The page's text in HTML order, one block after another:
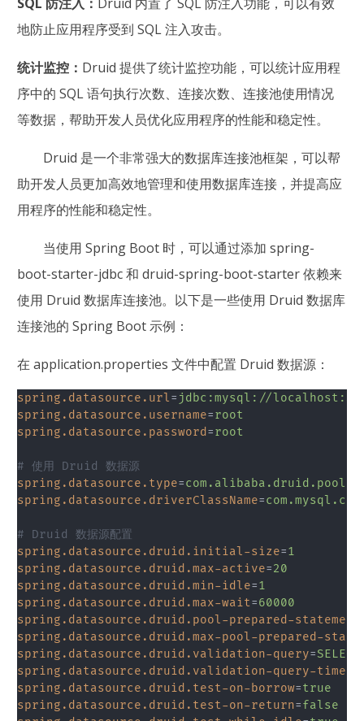
SQL 防注入： Druid 内置了 SQL 防注入功能，可以有效
地防止应用程序受到 SQL 注入攻击。
统计监控： Druid 提供了统计监控功能，可以统计应用程
序中的 SQL 语句执行次数、连接次数、连接池使用情况
等数据，帮助开发人员优化应用程序的性能和稳定性。
Druid 是一个非常强大的数据库连接池框架，可以帮
助开发人员更加高效地管理和使用数据库连接，并提高应
用程序的性能和稳定性。
当使用 Spring Boot 时，可以通过添加 spring-
boot-starter-jdbc 和 druid-spring-boot-starter 依赖来
使用 Druid 数据库连接池。以下是一些使用 Druid 数据库
连接池的 Spring Boot 示例：
在 application.properties 文件中配置 Druid 数据源：
spring.datasource.url= jdbc:mysql://
spring.datasource.username=root
spring.datasource.password=root
# 使用 Druid 数据源
spring.datasource.type=
spring.datasource.driverClassName=
# Druid 数据源配置
spring.datasource.druid.initial-size=1
spring.datasource.druid.max-active=20
spring.datasource.druid.min-idle=1
spring.datasource.druid.max-wait=60000
spring.datasource.druid.pool-prepared-
spring.datasource.druid.max-pool-prepared-
spring.datasource.druid.validation-query=
spring.datasource.druid.validation-query-
spring.datasource.druid.test-on-borrow=true
spring.datasource.druid.test-on-return=false